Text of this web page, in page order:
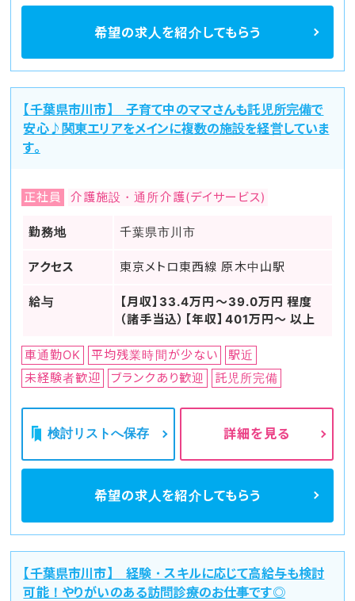
希望の求人を紹介してもらう
【千葉県市川市】 子育て中のママさんも託児所完備で
安心♪関東エリアをメインに複数の施設を経営していま
す。
正社員 介護施設・通所介護(デイサービス)
勤務地 千葉県市川市
アクセス 東京メトロ東西線 原木中山駅
給与
【月収】33.4万円～39.0万円 程度
（諸手当込）【年収】401万円～ 以上
車通勤OK 平均残業時間が少ない
駅近
未経験者歓迎
ブランクあり歓迎 託児所完備
検討リストへ保存 詳細を見る
希望の求人を紹介してもらう
【千葉県市川市】 経験・スキルに応じて高給与も検討
可能！やりがいのある訪問診療のお仕事です◎